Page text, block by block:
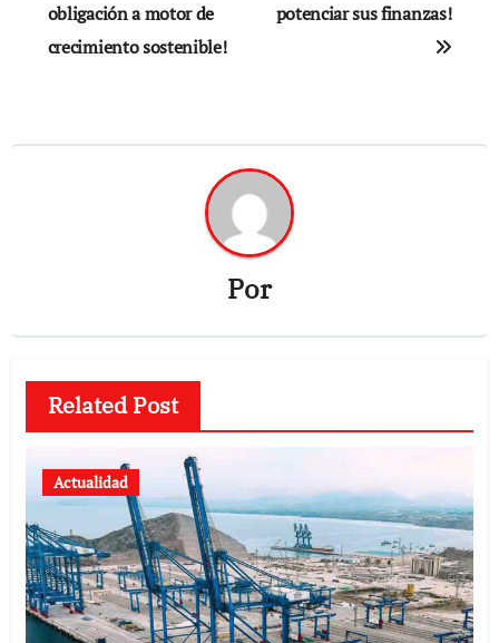
obligación a motor de
crecimiento sostenible!
potenciar sus finanzas!
Por
Related Post
Actualidad